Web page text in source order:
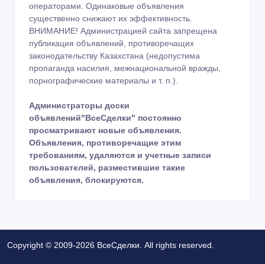
операторами. Одинаковые объявления
существенно снижают их эффективность.
ВНИМАНИЕ! Администрацией сайта запрещена
публикация объявлений, противоречащих
законодательству Казахстана (недопустима
пропаганда насилия, межнациональной вражды,
порнографические материалы и т. п.).
Администраторы доски
объявлений"ВсеСделки" постоянно
просматривают новые объявления.
Объявления, противоречащие этим
требованиям, удаляются и учетные записи
пользователей, разместившие такие
объявления, блокируются.
Copyright © 2009-2026 ВсеСделки. All rights reserved.